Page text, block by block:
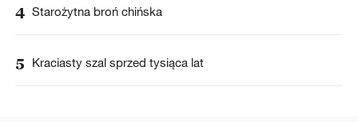
4 Starożytna broń chińska
5 Kraciasty szal sprzed tysiąca lat